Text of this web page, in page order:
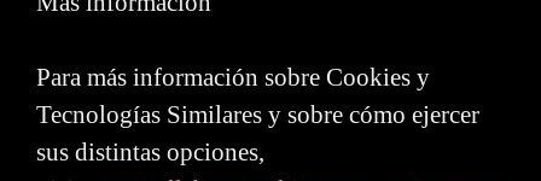
Para más información sobre Cookies y
Tecnologías Similares y sobre cómo ejercer
sus distintas opciones,